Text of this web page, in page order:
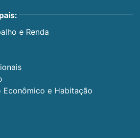
e Renda
Econômico e Habitação